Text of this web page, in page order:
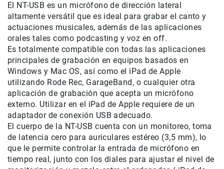
Switcheras
de
video
Cine
Cinema
Lentes
para
Cine
Rigs
Monitores
Camaras
de
Cine
El NT-USB es un micrófono de dirección lateral
altamente versátil que es ideal para grabar el canto y
actuaciones musicales, además de las aplicaciones
orales tales como podcasting y voz en off.
Es totalmente compatible con todas las aplicaciones
principales de grabación en equipos basados ​​en
Windows y Mac OS, así como el iPad de Apple
utilizando Rode Rec, GarageBand, o cualquier otra
aplicación de grabación que acepta un micrófono
externo. Utilizar en el iPad de Apple requiere de un
adaptador de conexión USB adecuado.
El cuerpo de la NT-USB cuenta con un monitoreo, toma
de latencia cero para auriculares estéreo (3,5 mm), lo
que le permite controlar la entrada de micrófono en
tiempo real, junto con los diales para ajustar el nivel de